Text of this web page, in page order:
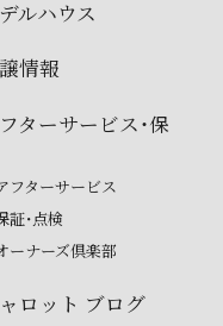
ルハウス
情報
ターサービス・保
フターサービス
証・点検
ーナーズ倶楽部
ロット ブログ